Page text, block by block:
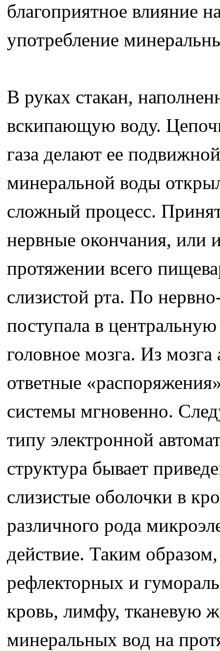
благоприятное влияние
употребление
В руках стакан,
вскипающую воду.
газа делают ее
минеральной воды
сложный процесс.
нервные окончания, или
протяжении всего
слизистой рта. По
поступала в
головное мозга. Из
ответные
системы мгновенно.
типу электронной
структура бывает
слизистые оболочки в
различного рода
действие. Таким
рефлекторных и
кровь, лимфу, тканевую
минеральных вод на